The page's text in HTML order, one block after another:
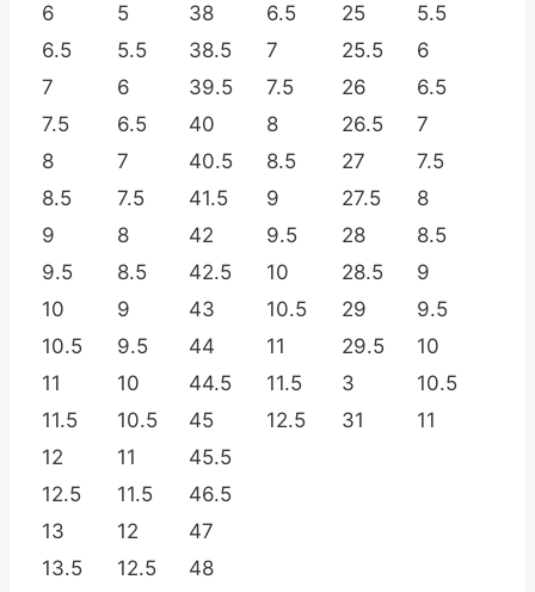
6
5 38 6.5 25
5.5
6.5
5.5 38.5 7 25.5
6
7
6 39.5 7.5 26
6.5
7.5
6.5 40 8 26.5
7
8
7 40.5 8.5 27
7.5
8.5
7.5 41.5 9 27.5
8
9
8 42 9.5 28
8.5
9.5
8.5 42.5 10 28.5
9
10
9 43 10.5 29
9.5
10.5
9.5 44 11 29.5
10
11
10 44.5 11.5 3
10.5
11.5
10.5 45 12.5 31
11
12
11
45.5
12.5
11.5
46.5
13
12
47
13.5
12.5
48